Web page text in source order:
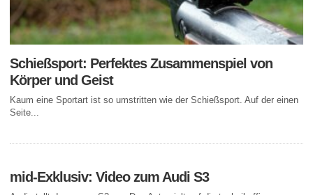
Schießsport: Perfektes Zusammenspiel von
Körper und Geist
Kaum eine Sportart ist so umstritten wie der Schießsport. Auf der einen
Seite...
mid-Exklusiv: Video zum Audi S3